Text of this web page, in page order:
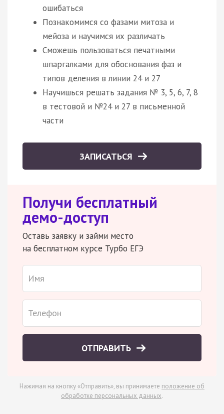
ошибаться
Познакомимся со фазами митоза и
мейоза и научимся их различать
Сможешь пользоваться печатными
шпаргалками для обоснования фаз и
типов деления в линии 24 и 27
Научишься решать задания № 3, 5, 6, 7, 8
в тестовой и №24 и 27 в письменной
части
ЗАПИСАТЬСЯ
Получи бесплатный
демо-доступ
Оставь заявку и займи место
на бесплатном курсе Турбо ЕГЭ
ОТПРАВИТЬ
Нажимая на кнопку «Отправить», вы принимаете положение об
обработке персональных данных.